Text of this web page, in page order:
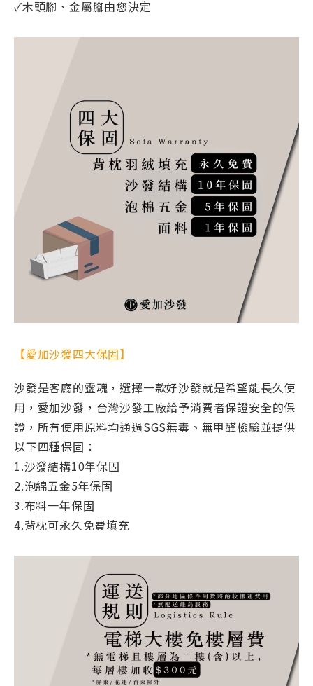
✓木頭腳、金屬腳由您決定
【愛加沙發四大保固】
沙發是客廳的靈魂，選擇一款好沙發就是希望能長久使
用，愛加沙發，台灣沙發工廠給予消費者保證安全的保
證，所有使用原料均通過SGS無毒、無甲醛檢驗並提供
以下四種保固：
1.沙發結構10年保固
2.泡綿五金5年保固
3.布料一年保固
4.背枕可永久免費填充